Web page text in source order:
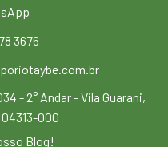
3676
- 2° Andar - Vila Guarani,
04313-000
Blog!